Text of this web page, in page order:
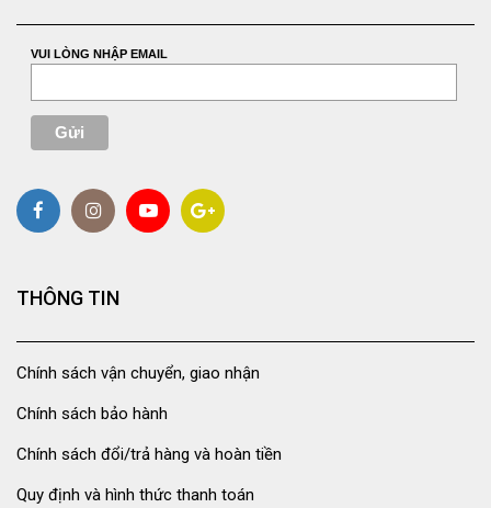
VUI LÒNG NHẬP EMAIL
THÔNG TIN
Chính sách vận chuyển, giao nhận
Chính sách bảo hành
Chính sách đổi/trả hàng và hoàn tiền
Quy định và hình thức thanh toán